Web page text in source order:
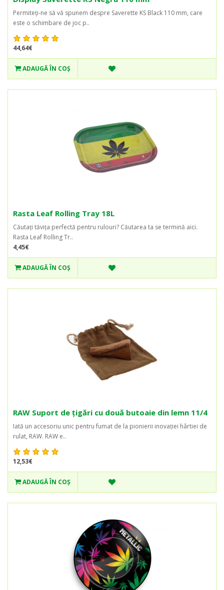
Permiteți-ne să vă spunem despre Saverette KS Black 110 mm, care
este o schimbare de joc p..
44,64€
ADAUGĂ ÎN COŞ
Rasta Leaf Rolling Tray 18L
Căutați tăvița perfectă pentru rulouri? Căutarea ta se termină aici.
Rasta Leaf Rolling Tr..
4,45€
ADAUGĂ ÎN COŞ
RAW Suport de țigări cu două butoaie din lemn 11/4
Iată un accesoriu unic pentru fumat de la pionierii inovației hârtiei de
rulat, RAW. RAW e..
12,53€
ADAUGĂ ÎN COŞ